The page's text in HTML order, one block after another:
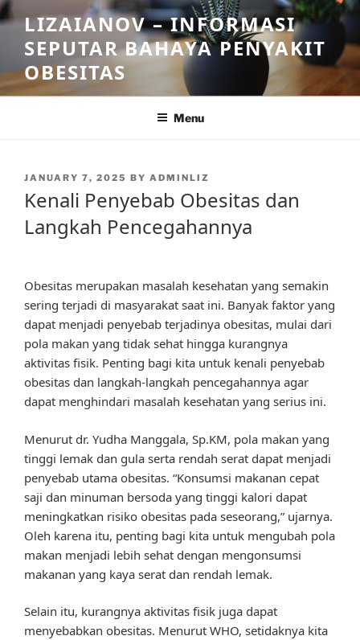
Skip
to
content
LIZAIANOV – INFORMASI
SEPUTAR BAHAYA PENYAKIT
OBESITAS
Menu
POSTED
JANUARY 7, 2025 BY ADMINLIZ
Kenali Penyebab Obesitas dan
Langkah Pencegahannya
Obesitas merupakan masalah kesehatan yang semakin
sering terjadi di masyarakat saat ini. Banyak faktor yang
dapat menjadi penyebab terjadinya obesitas, mulai dari
pola makan yang tidak sehat hingga kurangnya
aktivitas fisik. Penting bagi kita untuk kenali penyebab
obesitas dan langkah-langkah pencegahannya agar
dapat menghindari masalah kesehatan yang serius ini.
Menurut dr. Yudha Manggala, Sp.KM, pola makan yang
tinggi lemak dan gula serta rendah serat dapat menjadi
penyebab utama obesitas. “Konsumsi makanan cepat
saji dan minuman bersoda yang tinggi kalori dapat
meningkatkan risiko obesitas pada seseorang,” ujarnya.
Oleh karena itu, penting bagi kita untuk mengubah pola
makan menjadi lebih sehat dengan mengonsumsi
makanan yang kaya serat dan rendah lemak.
Selain itu, kurangnya aktivitas fisik juga dapat
menyebabkan obesitas. Menurut WHO, setidaknya kita